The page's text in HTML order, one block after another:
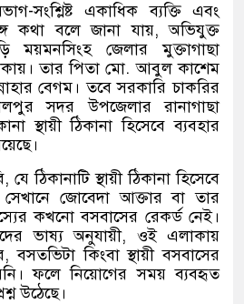
সংশ্লিষ্ট একাধিক ব্যক্তি এবং
কথা বলে জানা যায়, অভিযুক্ত
ময়মনসিংহ জেলার মুক্তাগাছা
তার পিতা মো. আবুল কাশেম
বেগম। তবে সরকারি চাকরির
সদর উপজেলার রানাগাছা
স্থায়ী ঠিকানা হিসেবে ব্যবহার
ঠিকানাটি স্থায়ী ঠিকানা হিসেবে
জোবেদা আক্তার বা তার
কখনো বসবাসের রেকর্ড নেই।
ভাষ্য অনুযায়ী, ওই এলাকায়
কিংবা স্থায়ী বসবাসের
ফলে নিয়োগের সময় ব্যবহৃত
উঠেছে।